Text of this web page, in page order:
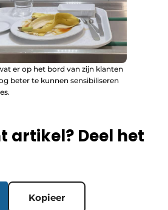
er op het bord van zijn klanten
beter te kunnen sensibiliseren
artikel? Deel het
Kopieer